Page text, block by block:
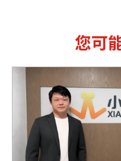
您可